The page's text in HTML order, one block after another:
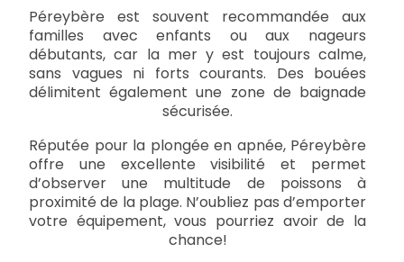
Péreybère est souvent recommandée aux
familles avec enfants ou aux nageurs
débutants, car la mer y est toujours calme,
sans vagues ni forts courants. Des bouées
délimitent également une zone de baignade
sécurisée.
Réputée pour la plongée en apnée, Péreybère
offre une excellente visibilité et permet
d’observer une multitude de poissons à
proximité de la plage. N’oubliez pas d’emporter
votre équipement, vous pourriez avoir de la
chance!